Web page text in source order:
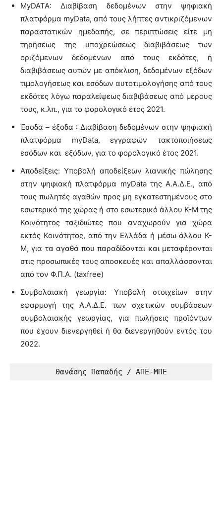
MyDATA: Διαβίβαση δεδομένων στην ψηφιακή
πλατφόρμα myData, από τους λήπτες αντικριζόμενων
παραστατικών ημεδαπής, σε περιπτώσεις είτε μη
τηρήσεως της υποχρεώσεως διαβιβάσεως των
οριζόμενων δεδομένων από τους εκδότες, ή
διαβιβάσεως αυτών με απόκλιση, δεδομένων εξόδων
τιμολογήσεως και εσόδων αυτοτιμολογήσης από τους
εκδότες λόγω παραλείψεως διαβιβάσεως από μέρους
τους, κ.λπ., για το φορολογικό έτος 2021.
Έσοδα – έξοδα : Διαβίβαση δεδομένων στην ψηφιακή
πλατφόρμα myData, εγγραφών τακτοποιήσεως
εσόδων και εξόδων, για το φορολογικό έτος 2021.
Αποδείξεις: Υποβολή αποδείξεων λιανικής πώλησης
στην ψηφιακή πλατφόρμα myData της Α.Α.Δ.Ε., από
τους πωλητές αγαθών προς μη εγκατεστημένους στο
εσωτερικό της χώρας ή στο εσωτερικό άλλου Κ-Μ της
Κοινότητος ταξιδιώτες που αναχωρούν για χώρα
εκτός Κοινότητος, από την Ελλάδα ή μέσω άλλου Κ-
Μ, για τα αγαθά που παραδίδονται και μεταφέρονται
στις προσωπικές τους αποσκευές και απαλλάσσονται
από τον Φ.Π.Α. (taxfree)
Συμβολαιακή γεωργία: Υποβολή στοιχείων στην
εφαρμογή της Α.Α.Δ.Ε. των σχετικών συμβάσεων
συμβολαιακής γεωργίας, για πωλήσεις προϊόντων
που έχουν διενεργηθεί ή θα διενεργηθούν εντός του
2022.
Θανάσης Παπαδής / ΑΠΕ-ΜΠΕ